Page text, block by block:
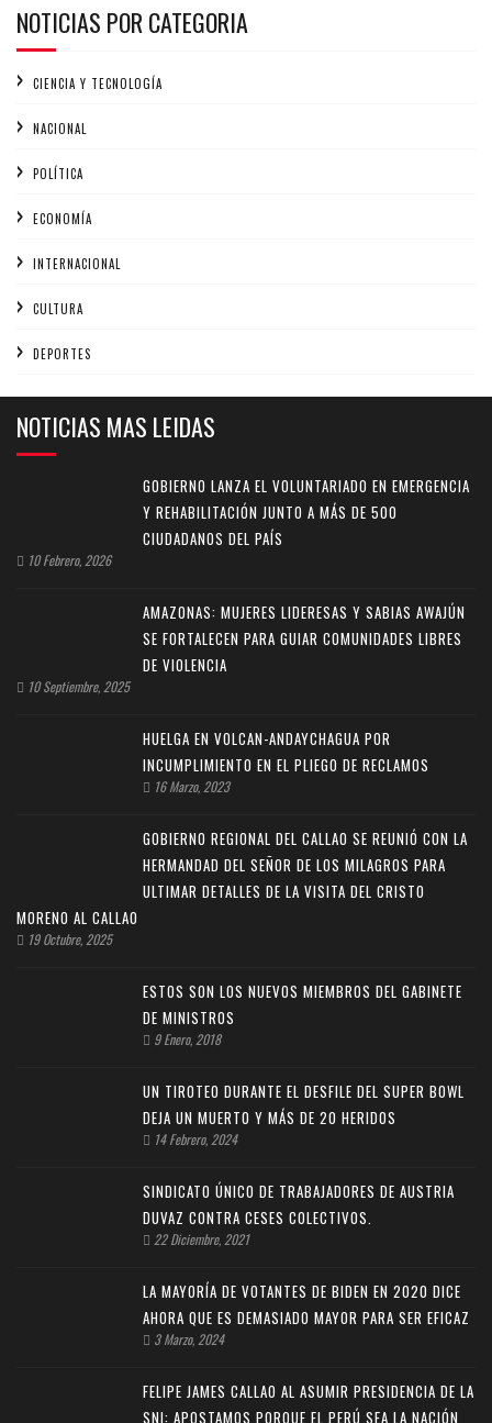
NOTICIAS POR CATEGORIA
CIENCIA Y TECNOLOGÍA
NACIONAL
POLÍTICA
ECONOMÍA
INTERNACIONAL
CULTURA
DEPORTES
NOTICIAS MAS LEIDAS
GOBIERNO LANZA EL VOLUNTARIADO EN EMERGENCIA
Y REHABILITACIÓN JUNTO A MÁS DE 500
CIUDADANOS DEL PAÍS
10 Febrero, 2026
AMAZONAS: MUJERES LIDERESAS Y SABIAS AWAJÚN
SE FORTALECEN PARA GUIAR COMUNIDADES LIBRES
DE VIOLENCIA
10 Septiembre, 2025
HUELGA EN VOLCAN-ANDAYCHAGUA POR
INCUMPLIMIENTO EN EL PLIEGO DE RECLAMOS
16 Marzo, 2023
GOBIERNO REGIONAL DEL CALLAO SE REUNIÓ CON LA
HERMANDAD DEL SEÑOR DE LOS MILAGROS PARA
ULTIMAR DETALLES DE LA VISITA DEL CRISTO
MORENO AL CALLAO
19 Octubre, 2025
ESTOS SON LOS NUEVOS MIEMBROS DEL GABINETE
DE MINISTROS
9 Enero, 2018
UN TIROTEO DURANTE EL DESFILE DEL SUPER BOWL
DEJA UN MUERTO Y MÁS DE 20 HERIDOS
14 Febrero, 2024
SINDICATO ÚNICO DE TRABAJADORES DE AUSTRIA
DUVAZ CONTRA CESES COLECTIVOS.
22 Diciembre, 2021
LA MAYORÍA DE VOTANTES DE BIDEN EN 2020 DICE
AHORA QUE ES DEMASIADO MAYOR PARA SER EFICAZ
3 Marzo, 2024
FELIPE JAMES CALLAO AL ASUMIR PRESIDENCIA DE LA
SNI: APOSTAMOS PORQUE EL PERÚ SEA LA NACIÓN